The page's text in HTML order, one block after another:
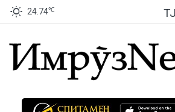
24.74℃ TJ